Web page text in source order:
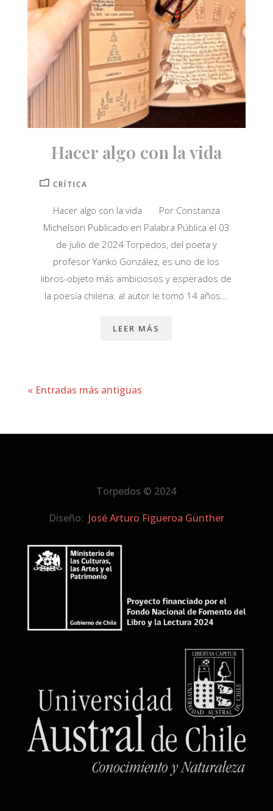
Hacer algo con la vida
CRÍTICA
Hacer algo con la vida Por Constanza
Michelson Publicado en Palabra Pública el 03
de julio de 2024 Torpedos, del poeta y
profesor Yanko González, es uno de los
libros-objeto más ambiciosos y esperados de
la poesía chilena: al autor le tomó 14 años...
LEER MÁS
« Entradas más antiguas
Torpedos © 2024
Diseño: José Arturo Figueroa Günther